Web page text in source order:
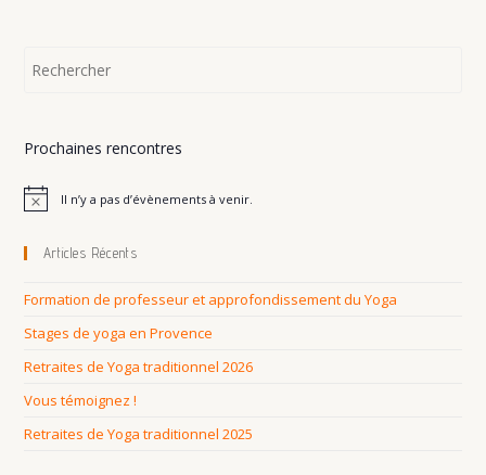
Prochaines rencontres
N
Il n’y a pas d’évènements à venir.
Articles Récents
Formation de professeur et approfondissement du Yoga
Stages de yoga en Provence
Retraites de Yoga traditionnel 2026
Vous témoignez !
Retraites de Yoga traditionnel 2025